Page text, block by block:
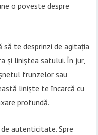
o poveste despre
te desprinzi de agitația
și liniștea satului. În jur,
frunzelor sau
liniște te încarcă cu
profundă.
autenticitate. Spre